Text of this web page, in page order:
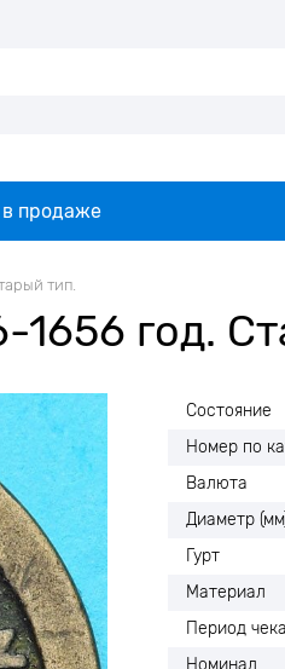
продаже
тип.
год.
Состояние
Номер по
Валюта
Диаметр
Гурт
Материал
Период
Номинал